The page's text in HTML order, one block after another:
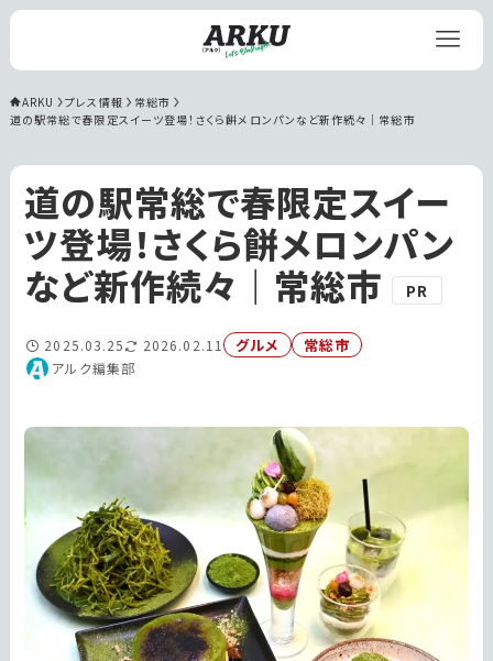
ARKU プレス情報
常総市
道の駅常総で春限定スイーツ登場！さくら餅メロンパンなど新作続々｜常総市
道の駅常総で春限定スイー
ツ登場！さくら餅メロンパン
など新作続々｜常総市
PR
グルメ 常総市
2025.03.25
2026.02.11
アルク編集部